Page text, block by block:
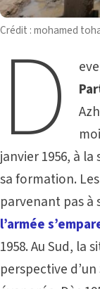
Crédit : mohamed
D
janvier 1956, à la
sa formation.
parvenant pas à
l’armée
1958. Au Sud, la
perspective